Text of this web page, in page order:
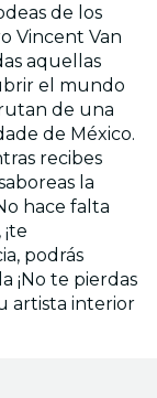
de los
Vincent Van
aquellas
el mundo
de una
de México.
recibes
la
hace falta
podrás
¡No te pierdas
artista interior